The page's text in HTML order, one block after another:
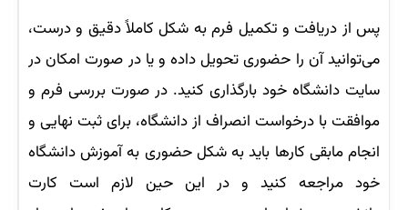
پس از دریافت و تکمیل فرم به شکل کاملاً دقیق و درست،
می‌توانید آن را حضوری تحویل داده و یا در صورت امکان در
سایت دانشگاه خود بارگذاری کنید. در صورت بررسی فرم و
موافقت با درخواست انصراف از دانشگاه، برای ثبت نهایی و
انجام مابقی کارها باید به شکل حضوری به آموزش دانشگاه
خود مراجعه کنید و در این حین لازم است کارت